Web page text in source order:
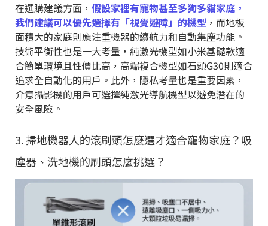
在選購建議方面， 假設家裡有寵物甚至多狗多貓家庭，
我們建議可以優先選擇有「視覺避障」的機型 ，而地板
面積大的家庭則應注重機器的續航力和自動集塵功能。
技術平衡性也是一大考量，純激光機型如小米基礎款適
合簡單環境且性價比高，高端複合機型如石頭G30則適合
追求全自動化的用戶。此外，隱私考量也是重要因素，
介意攝影機的用戶可選擇純激光導航機型以避免潛在的
安全風險。
3. 掃地機器人的滾刷頭怎麼選才適合寵物家庭？吸
塵器、洗地機的刷頭怎麼挑選？